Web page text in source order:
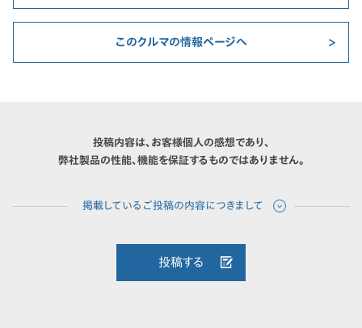
このクルマの情報ページへ
投稿内容は、お客様個人の感想であり、
弊社製品の性能、機能を保証するものではありません。
投稿する